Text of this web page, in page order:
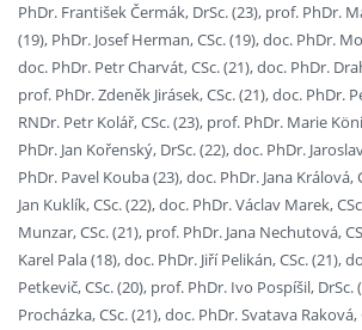
PhDr. František Čermák, DrSc. (23), prof. PhDr.
(19), PhDr. Josef Herman, CSc. (19), doc. PhDr.
doc. PhDr. Petr Charvát, CSc. (21), doc. PhDr.
prof. PhDr. Zdeněk Jirásek, CSc. (21), doc. PhDr.
RNDr. Petr Kolář, CSc. (23), prof. PhDr. Marie
PhDr. Jan Kořenský, DrSc. (22), doc. PhDr.
PhDr. Pavel Kouba (23), doc. PhDr. Jana Králová,
Jan Kuklík, CSc. (22), doc. PhDr. Václav Marek,
Munzar, CSc. (21), prof. PhDr. Jana Nechutová,
Karel Pala (18), doc. PhDr. Jiří Pelikán, CSc. (21),
Petkevič, CSc. (20), prof. PhDr. Ivo Pospíšil,
Procházka, CSc. (21), doc. PhDr. Svatava Raková,